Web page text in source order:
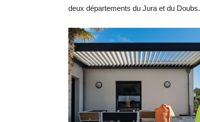
deux départements du Jura et du Doubs.